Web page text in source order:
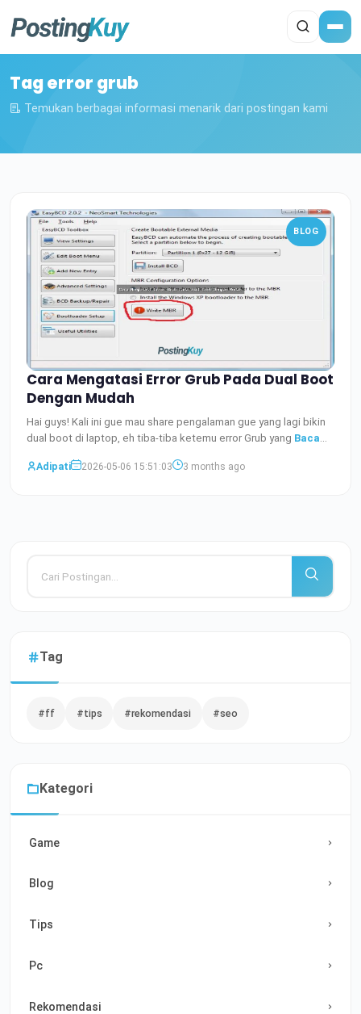
Tag error grub
Temukan berbagai informasi menarik dari postingan kami
BLOG
Cara Mengatasi Error Grub Pada Dual Boot
Dengan Mudah
Hai guys! Kali ini gue mau share pengalaman gue yang lagi bikin
dual boot di laptop, eh tiba-tiba ketemu error Grub yang Baca
Adipati
2026-05-06 15:51:03 3 months ago
Tag
#ff #tips #rekomendasi #seo
Kategori
Game
Blog
Tips
Pc
Rekomendasi